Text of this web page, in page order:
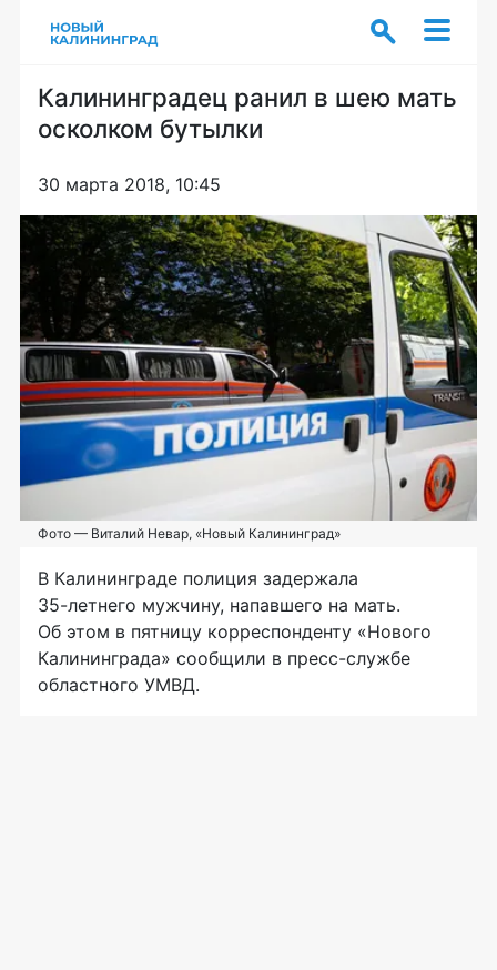
Калининградец ранил в шею мать
осколком бутылки
30 марта 2018, 10:45
Фото — Виталий Невар, «Новый Калининград»
В Калининграде полиция задержала
35-летнего мужчину, напавшего на мать.
Об этом в пятницу корреспонденту «Нового
Калининграда» сообщили в пресс-службе
областного УМВД.